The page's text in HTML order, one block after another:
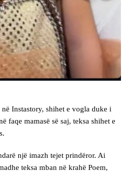
Instastory, shihet e vogla duke i
faqe mamasë së saj, teksa shihet e
një imazh tejet prindëror. Ai
teksa mban në krahë Poem,